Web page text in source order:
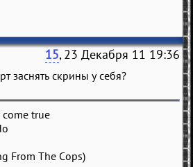
15, 23 Декабря 11 19:36
заснять скрины у себя?
come true
From The Cops)